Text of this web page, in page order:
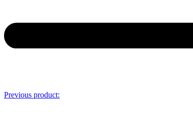
Previous product: